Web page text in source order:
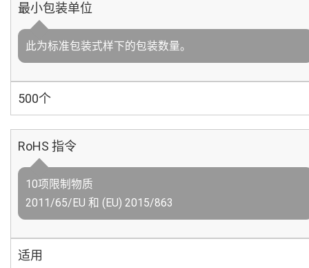
最小包装单位
此为标准包装式样下的包装数量。
500个
RoHS 指令
10项限制物质
2011/65/EU 和 (EU) 2015/863
适用